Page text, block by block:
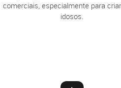
comerciais, especialmente para
idosos.